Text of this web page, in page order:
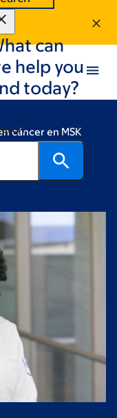
can
help you
today?
cáncer en MSK